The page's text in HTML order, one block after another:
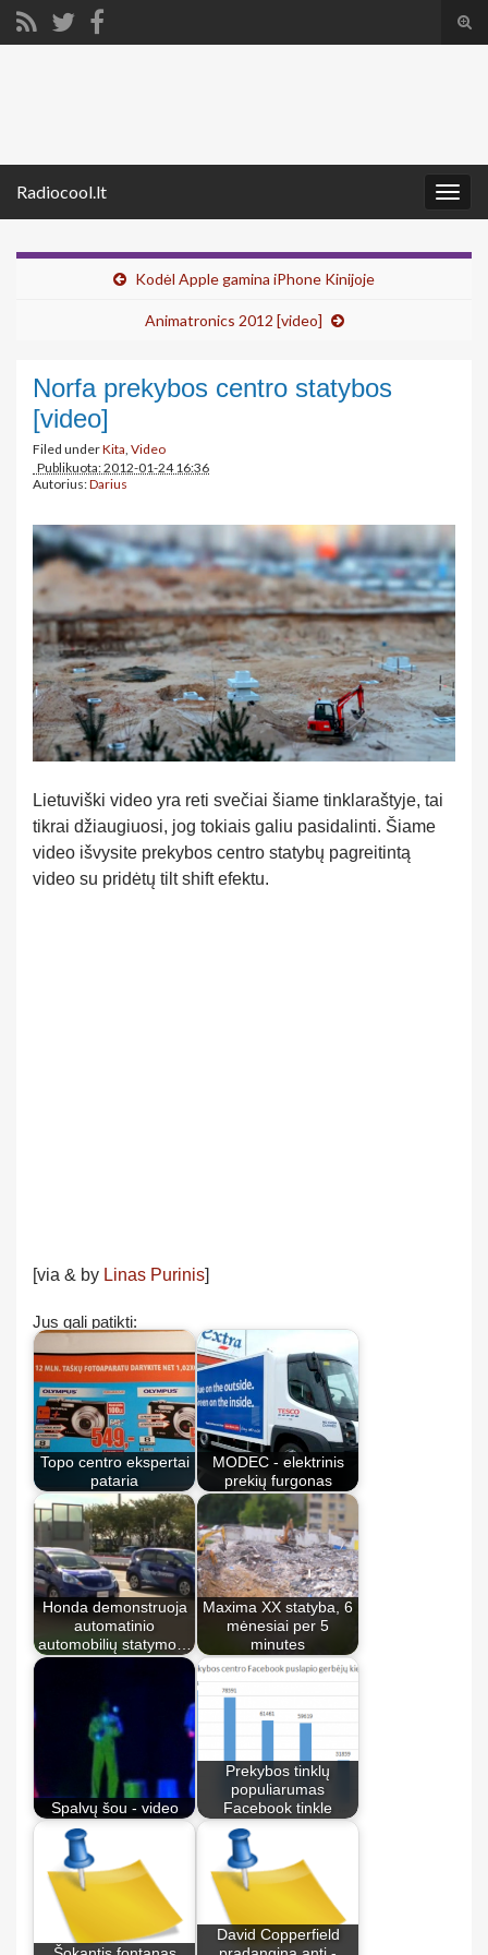
Radiocool.lt
Kodėl Apple gamina iPhone Kinijoje
Animatronics 2012 [video]
Norfa prekybos centro statybos
[video]
Filed underKita, Video
Publikuota: 2012-01-24 16:36
Autorius:Darius
Lietuviški video yra reti svečiai šiame tinklaraštyje, tai
tikrai džiaugiuosi, jog tokiais galiu pasidalinti. Šiame
video išvysite prekybos centro statybų pagreitintą
video su pridėtų tilt shift efektu.
[via & by Linas Purinis]
Jus gali patikti:
Topo centro ekspertai
pataria
MODEC - elektrinis
prekių furgonas
Honda demonstruoja
automatinio
automobilių statymo…
Maxima XX statyba, 6
mėnesiai per 5
minutes
Spalvų šou - video
Prekybos tinklų
populiarumas
Facebook tinkle
David Copperfield